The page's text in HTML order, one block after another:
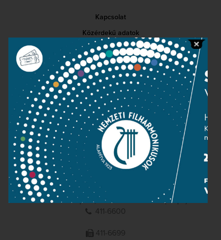
Kapcsolat
Közérdekű adatok
Sajtószoba
Adatvédelem
Impresszum
NEMZETI
FILHARMONIKUSOK
1095 Budapest, Komor Marcell u. 1. (Müpa)
411-6600
411-6699